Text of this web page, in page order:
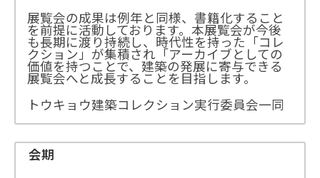
展覧会の成果は例年と同様、書籍化すること
を前提に活動しております。本展覧会が今後
も長期に渡り持続し、時代性を持った「コレ
クション」が集積され「アーカイブとしての
価値を持つことで、建築の発展に寄与できる
展覧会へと成長することを目指します。
トウキョウ建築コレクション実行委員会一同
会期